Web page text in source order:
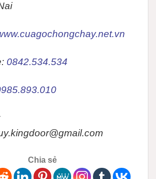
0842.534.534
Chia sẻ